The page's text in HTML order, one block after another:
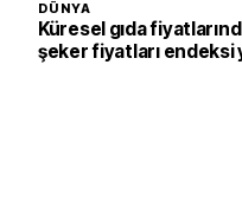
DÜNYA
Küresel gıda
şeker fiyatları endeksi